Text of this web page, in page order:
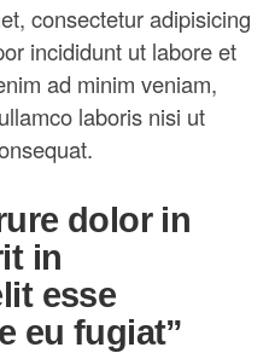
consectetur adipisicing
incididunt ut labore et
ad minim veniam,
laboris nisi ut
dolor in
in
esse
eu fugiat”